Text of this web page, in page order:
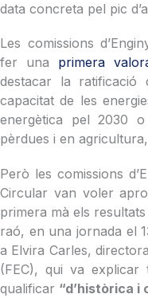
data concreta pel pic
Les comissions
fer una primera
destacar la ratificació
capacitat de les
energètica pel 2030
pèrdues i en
Però les comissions
Circular van voler
primera mà els
raó, en una jornada el
a Elvira Carles,
(FEC), qui va explicar
qualificar “d’històrica